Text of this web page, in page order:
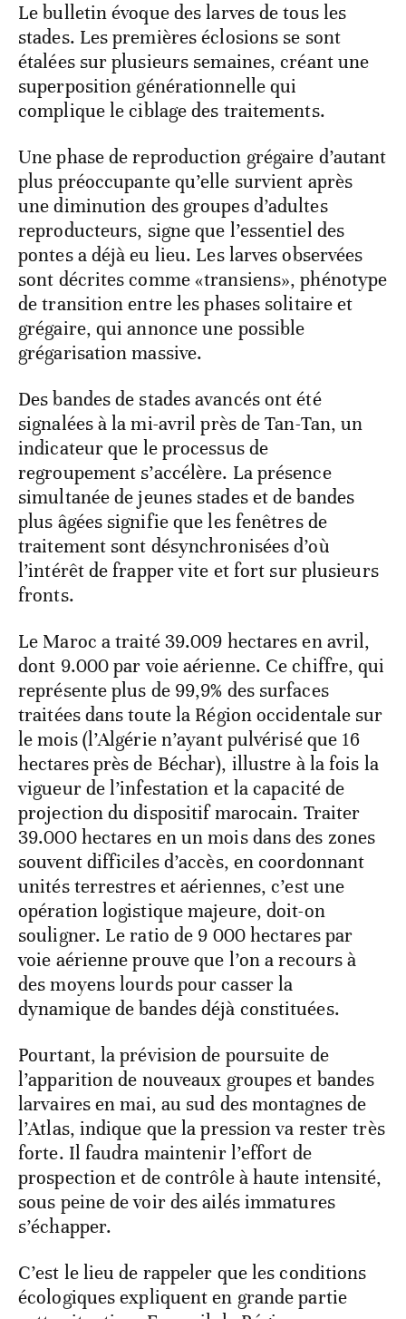
Le bulletin évoque des larves de tous les
stades. Les premières éclosions se sont
étalées sur plusieurs semaines, créant une
superposition générationnelle qui
complique le ciblage des traitements.
Une phase de reproduction grégaire d’autant
plus préoccupante qu’elle survient après
une diminution des groupes d’adultes
reproducteurs, signe que l’essentiel des
pontes a déjà eu lieu. Les larves observées
sont décrites comme «transiens», phénotype
de transition entre les phases solitaire et
grégaire, qui annonce une possible
grégarisation massive.
Des bandes de stades avancés ont été
signalées à la mi-avril près de Tan-Tan, un
indicateur que le processus de
regroupement s’accélère. La présence
simultanée de jeunes stades et de bandes
plus âgées signifie que les fenêtres de
traitement sont désynchronisées d’où
l’intérêt de frapper vite et fort sur plusieurs
fronts.
Le Maroc a traité 39.009 hectares en avril,
dont 9.000 par voie aérienne. Ce chiffre, qui
représente plus de 99,9% des surfaces
traitées dans toute la Région occidentale sur
le mois (l’Algérie n’ayant pulvérisé que 16
hectares près de Béchar), illustre à la fois la
vigueur de l’infestation et la capacité de
projection du dispositif marocain. Traiter
39.000 hectares en un mois dans des zones
souvent difficiles d’accès, en coordonnant
unités terrestres et aériennes, c’est une
opération logistique majeure, doit-on
souligner. Le ratio de 9 000 hectares par
voie aérienne prouve que l’on a recours à
des moyens lourds pour casser la
dynamique de bandes déjà constituées.
Pourtant, la prévision de poursuite de
l’apparition de nouveaux groupes et bandes
larvaires en mai, au sud des montagnes de
l’Atlas, indique que la pression va rester très
forte. Il faudra maintenir l’effort de
prospection et de contrôle à haute intensité,
sous peine de voir des ailés immatures
s’échapper.
C’est le lieu de rappeler que les conditions
écologiques expliquent en grande partie